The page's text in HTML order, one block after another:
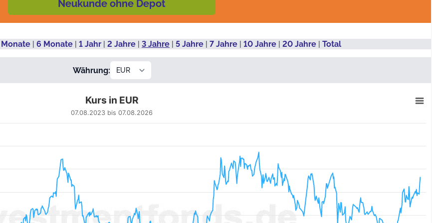
Neukunde ohne Depot
Monate | 6 Monate | 1 Jahr | 2 Jahre | 3 Jahre | 5 Jahre | 7 Jahre | 10 Jahre | 20 Jahre | Total
Währung:
2023-08-08 00:00:00 to 2026-08-05 00:00:00.
to 122.99691.
Kurs in EUR
07.08.2023 bis 07.08.2026